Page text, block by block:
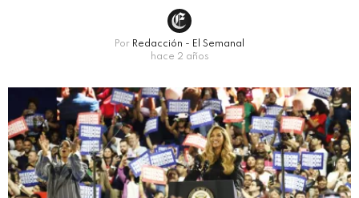
Por Redacción - El Semanal
hace 2 años